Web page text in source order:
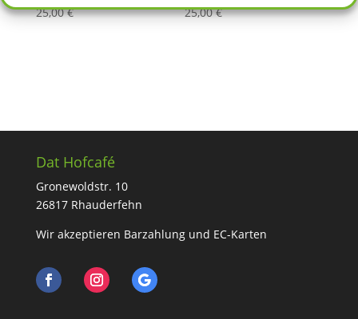
25,00€ 25,00€
Dat Hofcafé
Gronewoldstr. 10
26817 Rhauderfehn
Wir akzeptieren Barzahlung und EC-Karten